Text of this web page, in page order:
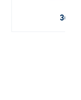
36,20